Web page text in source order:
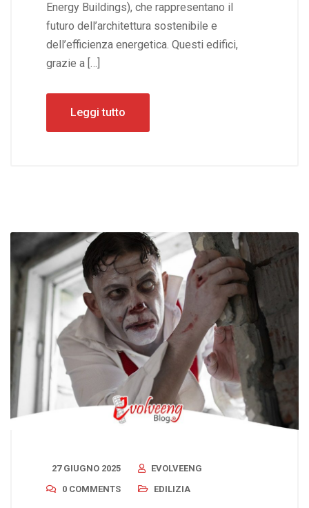
Energy Buildings), che rappresentano il
futuro dell’architettura sostenibile e
dell’efficienza energetica. Questi edifici,
grazie a […]
Leggi tutto
27 GIUGNO 2025
EVOLVEENG
0 COMMENTS
EDILIZIA